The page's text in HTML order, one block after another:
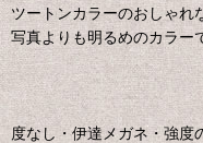
ツートンカラーのおしゃれ
写真よりも明るめのカラー
度なし・伊達メガネ・強度